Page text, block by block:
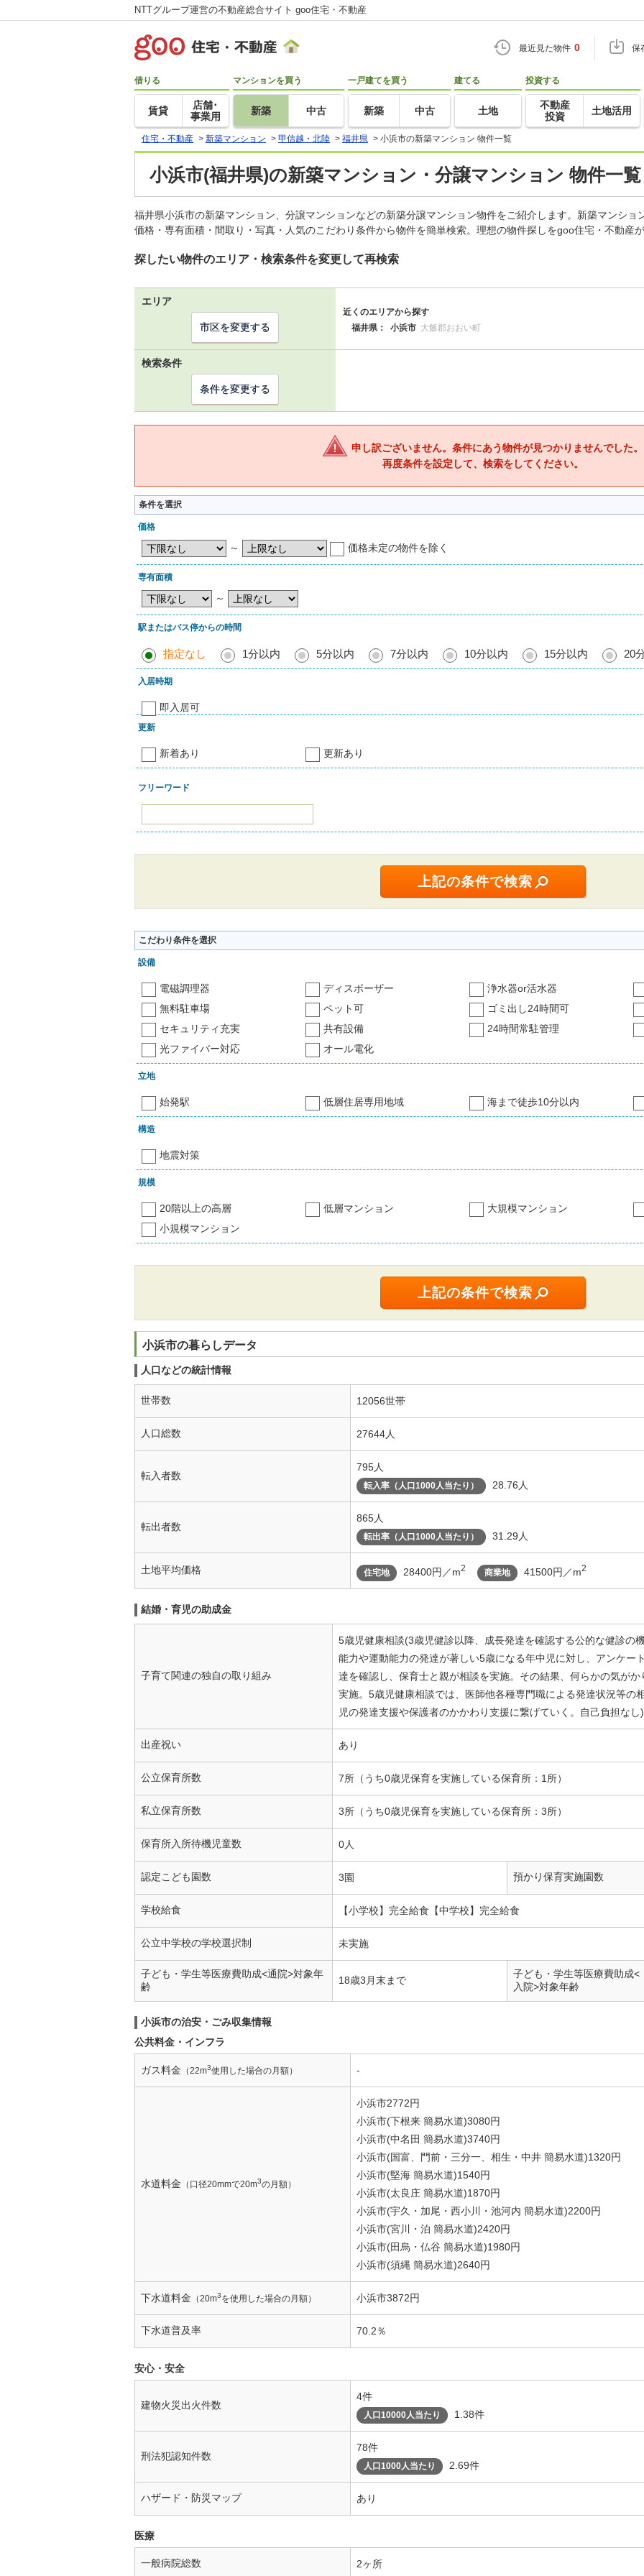
NTTグループ運営の不動産総合サイト goo住宅・不動産
最近見た物件 0 保
借りる
賃貸
店舗･
事業用
マンションを買う
新築 中古
一戸建てを買う
新築 中古
建てる
土地
投資する
不動産
投資
土地活用
住宅・不動産 > 新築マンション > 甲信越・北陸 > 福井県 > 小浜市の新築マンション 物件一覧
小浜市(福井県)の新築マンション・分譲マンション 物件一覧
福井県小浜市の新築マンション、分譲マンションなどの新築分譲マンション物件をご紹介します。新築マンシ
価格・専有面積・間取り・写真・人気のこだわり条件から物件を簡単検索。理想の物件探しをgoo住宅・不動産
探したい物件のエリア・検索条件を変更して再検索
エリア
近くのエリアから探す
福井県：
小浜市 大飯郡おおい町
市区を変更する
検索条件
条件を変更する
申し訳ございません。条件にあう物件が見つかりませんでした。
再度条件を設定して、検索をしてください。
条件を選択
価格
～ 価格未定の物件を除く
専有面積
～
駅またはバス停からの時間
指定なし 1分以内 5分以内 7分以内 10分以内 15分以内 20
入居時期
即入居可
更新
新着あり 更新あり
フリーワード
こだわり条件を選択
設備
電磁調理器 ディスポーザー
浄水器or活水器
無料駐車場
ペット可
ゴミ出し24時間可
セキュリティ充実
共有設備
24時間常駐管理
光ファイバー対応
オール電化
立地
始発駅 低層住居専用地域 海まで徒歩10分以内
構造
地震対策
規模
20階以上の高層 低層マンション
大規模マンション
小規模マンション
小浜市の暮らしデータ
人口などの統計情報
世帯数 12056世帯
人口総数 27644人
転入者数
795人
転入率（人口1000人当たり） 28.76人
転出者数
865人
転出率（人口1000人当たり） 31.29人
土地平均価格 住宅地 28400円／m2 商業地 41500円／m2
結婚・育児の助成金
子育て関連の独自の取り組み
5歳児健康相談(3歳児健診以降、成長発達を確認する公的な健診の
能力や運動能力の発達が著しい5歳になる年中児に対し、アンケー
達を確認し、保育士と親が相談を実施。その結果、何らかの気が
実施。5歳児健康相談では、医師他各種専門職による発達状況等の
児の発達支援や保護者のかかわり支援に繋げていく。自己負担なし
出産祝い あり
公立保育所数 7所（うち0歳児保育を実施している保育所：1所）
私立保育所数 3所（うち0歳児保育を実施している保育所：3所）
保育所入所待機児童数 0人
認定こども園数 3園 預かり保育実施園数
学校給食 【小学校】完全給食【中学校】完全給食
公立中学校の学校選択制 未実施
子ども・学生等医療費助成<通院>対象年
齢
18歳3月末まで
子ども・学生等医療費助成<
入院>対象年齢
小浜市の治安・ごみ収集情報
公共料金・インフラ
ガス料金 （22m3使用した場合の月額） -
水道料金 （口径20mmで20m3の月額）
小浜市2772円
小浜市(下根来 簡易水道)3080円
小浜市(中名田 簡易水道)3740円
小浜市(国富、門前・三分一、相生・中井 簡易水道)1320円
小浜市(堅海 簡易水道)1540円
小浜市(太良庄 簡易水道)1870円
小浜市(宇久・加尾・西小川・池河内 簡易水道)2200円
小浜市(宮川・泊 簡易水道)2420円
小浜市(田烏・仏谷 簡易水道)1980円
小浜市(須縄 簡易水道)2640円
下水道料金 （20m3を使用した場合の月額） 小浜市3872円
下水道普及率 70.2％
安心・安全
建物火災出火件数
4件
人口10000人当たり 1.38件
刑法犯認知件数
78件
人口1000人当たり 2.69件
ハザード・防災マップ あり
医療
一般病院総数 2ヶ所